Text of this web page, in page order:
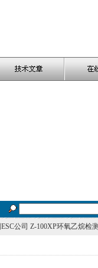
公司 Z-100XP环氧乙烷检